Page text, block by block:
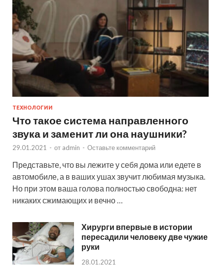
ТЕХНОЛОГИИ
Что такое система направленного
звука и заменит ли она наушники?
29.01.2021 - от admin - Оставьте комментарий
Представьте, что вы лежите у себя дома или едете в
автомобиле, а в ваших ушах звучит любимая музыка.
Но при этом ваша голова полностью свободна: нет
никаких сжимающих и вечно …
Хирурги впервые в истории
пересадили человеку две чужие
руки
28.01.2021